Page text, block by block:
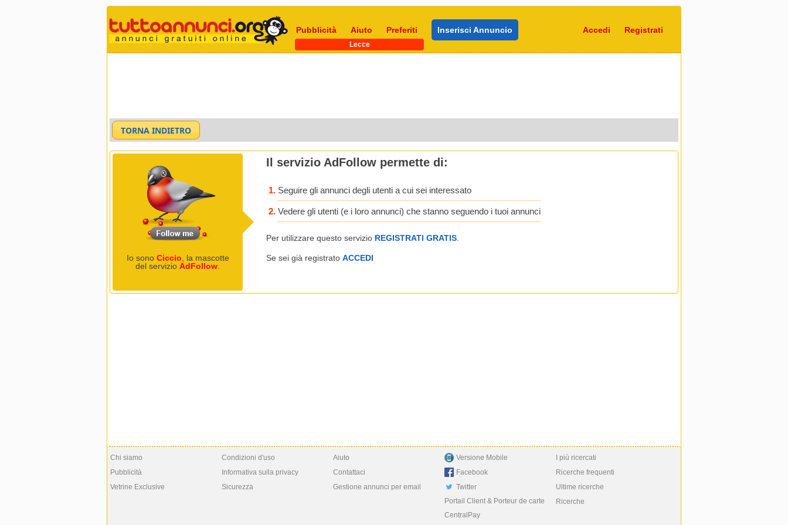
Pubblicità Aiuto Preferiti Inserisci Annuncio Accedi Registrati
Lecce
Io sono Ciccio , la mascotte
del servizio AdFollow
Il servizio AdFollow permette di:
Seguire gli annunci degli utenti a cui sei interessato
Vedere gli utenti (e i loro annunci) che stanno seguendo i tuoi annunci
Per utilizzare questo servizio REGISTRATI GRATIS
Se sei già registrato ACCEDI
Chi siamo
Pubblicità
Vetrine Exclusive
Condizioni d'uso
Informativa sulla privacy
Sicurezza
Aiuto
Contattaci
Gestione annunci per email
Versione Mobile
Facebook
Twitter
Portail Client & Porteur de carte
CentralPay
I più ricercati
Ricerche frequenti
Ultime ricerche
Ricerche